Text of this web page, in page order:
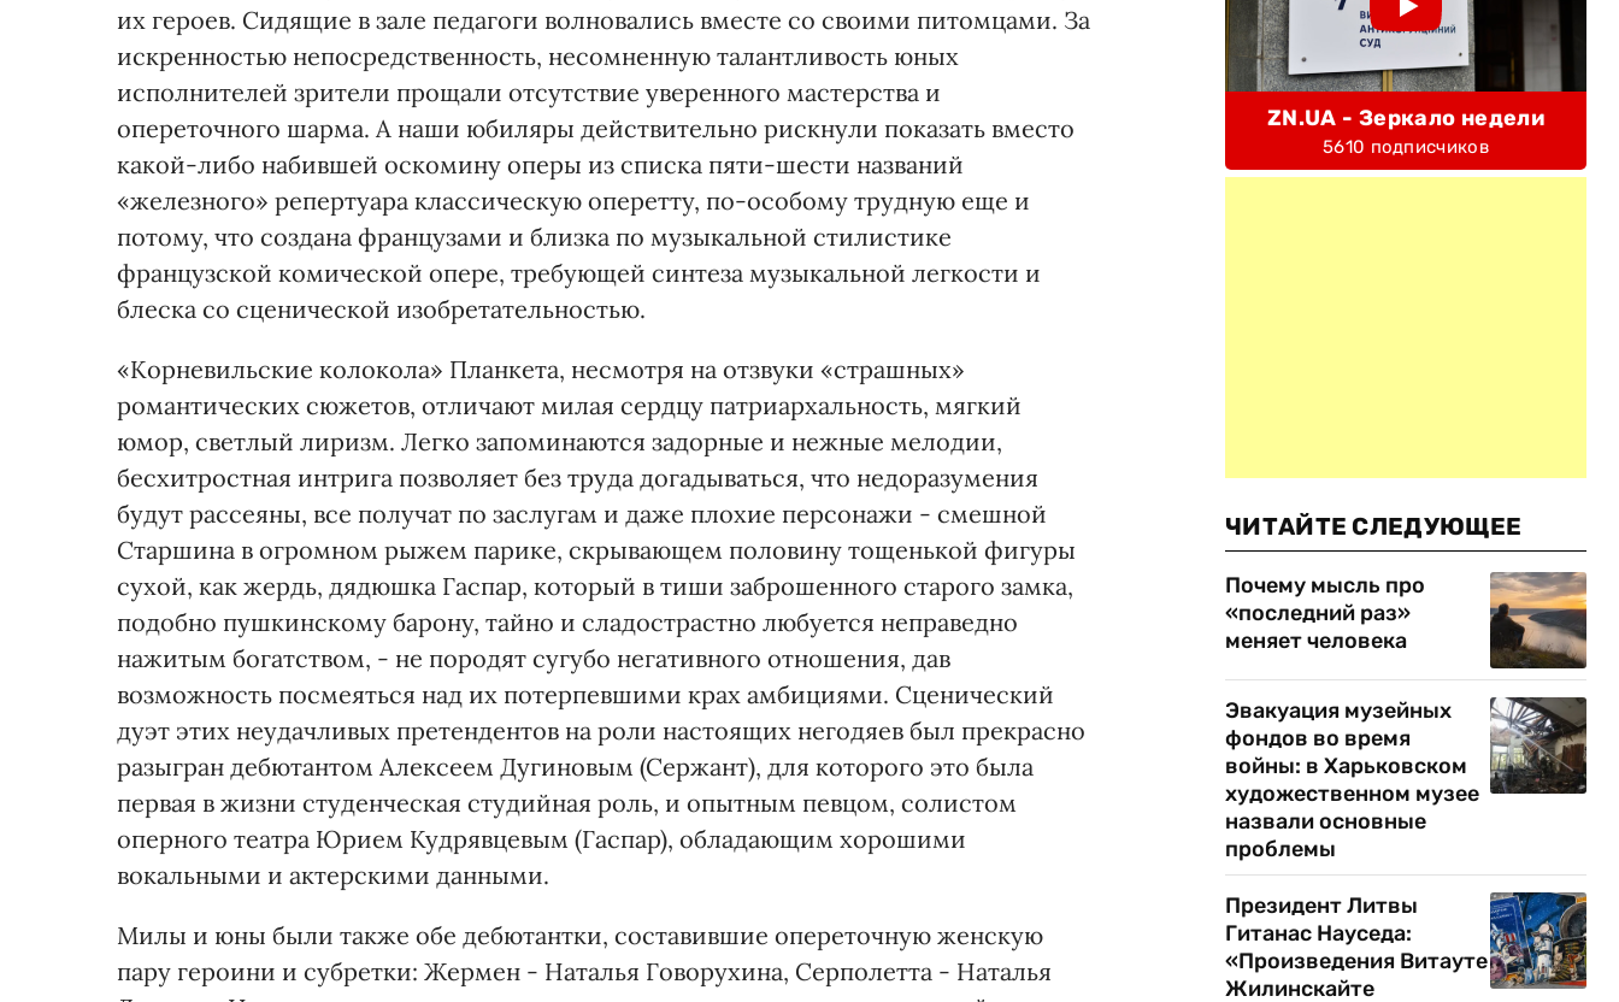
их героев. Сидящие в зале педагоги волновались вместе со своими питомцами. За
искренностью непосредственность, несомненную талантливость юных
исполнителей зрители прощали отсутствие уверенного мастерства и
опереточного шарма. А наши юбиляры действительно рискнули показать вместо
какой-либо набившей оскомину оперы из списка пяти-шести названий
«железного» репертуара классическую оперетту, по-особому трудную еще и
потому, что создана французами и близка по музыкальной стилистике
французской комической опере, требующей синтеза музыкальной легкости и
блеска со сценической изобретательностью.
«Корневильские колокола» Планкета, несмотря на отзвуки «страшных»
романтических сюжетов, отличают милая сердцу патриархальность, мягкий
юмор, светлый лиризм. Легко запоминаются задорные и нежные мелодии,
бесхитростная интрига позволяет без труда догадываться, что недоразумения
будут рассеяны, все получат по заслугам и даже плохие персонажи - смешной
Старшина в огромном рыжем парике, скрывающем половину тощенькой фигуры
сухой, как жердь, дядюшка Гаспар, который в тиши заброшенного старого замка,
подобно пушкинскому барону, тайно и сладострастно любуется неправедно
нажитым богатством, - не породят сугубо негативного отношения, дав
возможность посмеяться над их потерпевшими крах амбициями. Сценический
дуэт этих неудачливых претендентов на роли настоящих негодяев был прекрасно
разыгран дебютантом Алексеем Дугиновым (Сержант), для которого это была
первая в жизни студенческая студийная роль, и опытным певцом, солистом
оперного театра Юрием Кудрявцевым (Гаспар), обладающим хорошими
вокальными и актерскими данными.
Милы и юны были также обе дебютантки, составившие опереточную женскую
пару героини и субретки: Жермен - Наталья Говорухина, Серполетта - Наталья
ZN.UA - Зеркало недели
5610 подписчиков
ЧИТАЙТЕ СЛЕДУЮЩЕЕ
Почему мысль про
«последний раз»
меняет человека
Эвакуация музейных
фондов во время
войны: в Харьковском
художественном музее
назвали основные
проблемы
Президент Литвы
Гитанас Науседа:
«Произведения Витауте
Жилинскайте